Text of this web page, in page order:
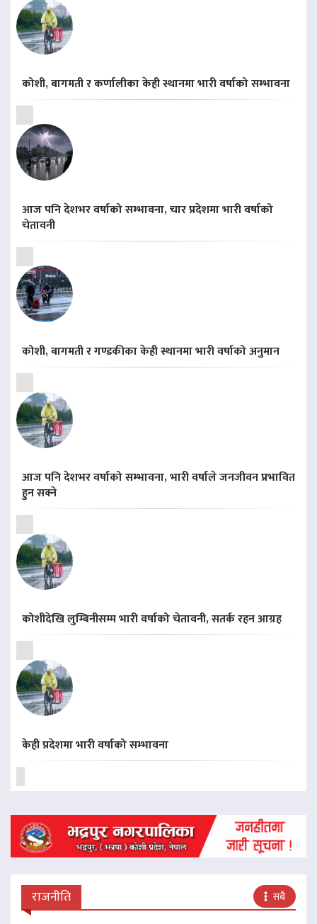
कोशी, बागमती र कर्णालीका केही स्थानमा भारी वर्षाको सम्भावना
आज पनि देशभर वर्षाको सम्भावना, चार प्रदेशमा भारी वर्षाको
चेतावनी
कोशी, बागमती र गण्डकीका केही स्थानमा भारी वर्षाको अनुमान
आज पनि देशभर वर्षाको सम्भावना, भारी वर्षाले जनजीवन प्रभावित
हुन सक्ने
कोशीदेखि लुम्बिनीसम्म भारी वर्षाको चेतावनी, सतर्क रहन आग्रह
केही प्रदेशमा भारी वर्षाको सम्भावना
राजनीति सबै